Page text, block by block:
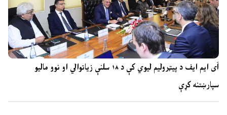
آی ایم ایف د پیټرولیم لیوي کې د ۱۸ سلنې زیاتوالي او نوو مالیو
سپارښتنه کړې